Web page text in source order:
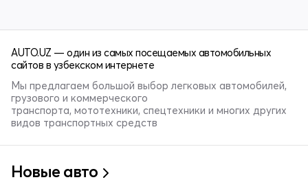
AUTO.UZ — один из самых посещаемых автомобильных
сайтов в узбекском интернете
Мы предлагаем большой выбор легковых автомобилей,
грузового и коммерческого
транспорта, мототехники, спецтехники и многих других
видов транспортных средств
Новые авто